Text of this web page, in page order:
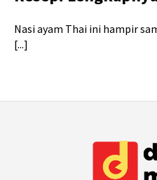
Nasi ayam Thai ini hampir
[...]